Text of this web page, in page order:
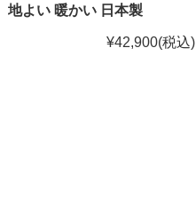
地よい 暖かい 日本製
¥42,900(税込)